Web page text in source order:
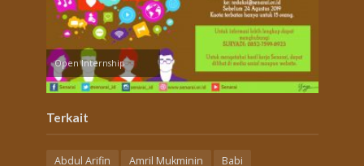
Open Internship
Terkait
Abdul Arifin Amril Mukminin
Babi